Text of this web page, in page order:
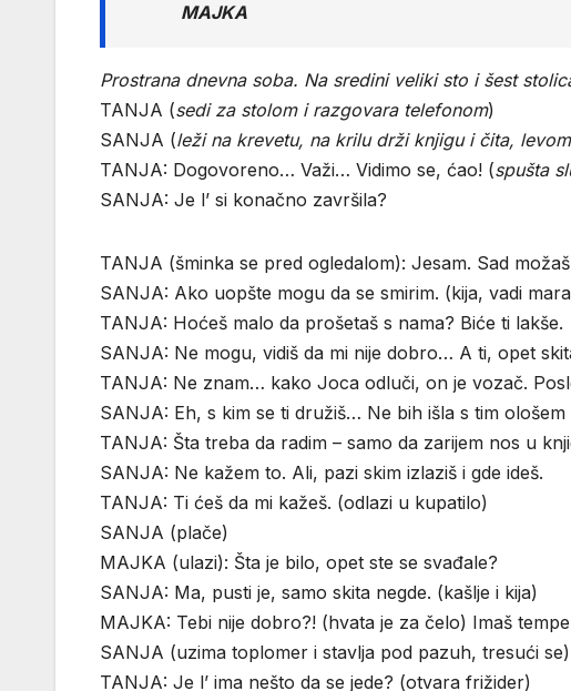
MAJKA
Prostrana dnevna soba. Na sredini veliki sto i šest
TANJA (sedi za stolom i razgovara telefonom)
SANJA (leži na krevetu, na krilu drži knjigu i čita,
TANJA: Dogovoreno… Važi… Vidimo se, ćao! (spušta
SANJA: Je l’ si konačno završila?
TANJA (šminka se pred ogledalom): Jesam. Sad
SANJA: Ako uopšte mogu da se smirim. (kija, vadi
TANJA: Hoćeš malo da prošetaš s nama? Biće ti lakše.
SANJA: Ne mogu, vidiš da mi nije dobro… A ti, opet
TANJA: Ne znam… kako Joca odluči, on je vozač.
SANJA: Eh, s kim se ti družiš… Ne bih išla s tim
TANJA: Šta treba da radim – samo da zarijem nos u
SANJA: Ne kažem to. Ali, pazi skim izlaziš i gde ideš.
TANJA: Ti ćeš da mi kažeš. (odlazi u kupatilo)
SANJA (plače)
MAJKA (ulazi): Šta je bilo, opet ste se svađale?
SANJA: Ma, pusti je, samo skita negde. (kašlje i kija)
MAJKA: Tebi nije dobro?! (hvata je za čelo) Imaš
SANJA (uzima toplomer i stavlja pod pazuh, tresući se)
TANJA: Je l’ ima nešto da se jede? (otvara frižider)